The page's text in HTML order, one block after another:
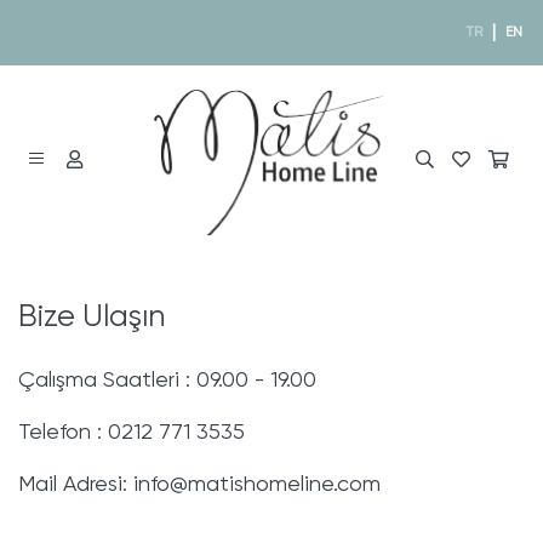
TR EN
Bize Ulaşın
Çalışma Saatleri : 09.00 - 19.00
Telefon : 0212 771 3535
Mail Adresi: info@matishomeline.com